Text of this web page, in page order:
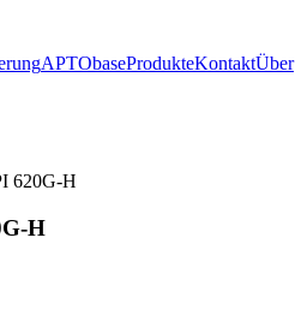
APTObaseProdukteKontaktÜber
620G-H
H